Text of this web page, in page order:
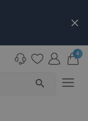
close
search
0